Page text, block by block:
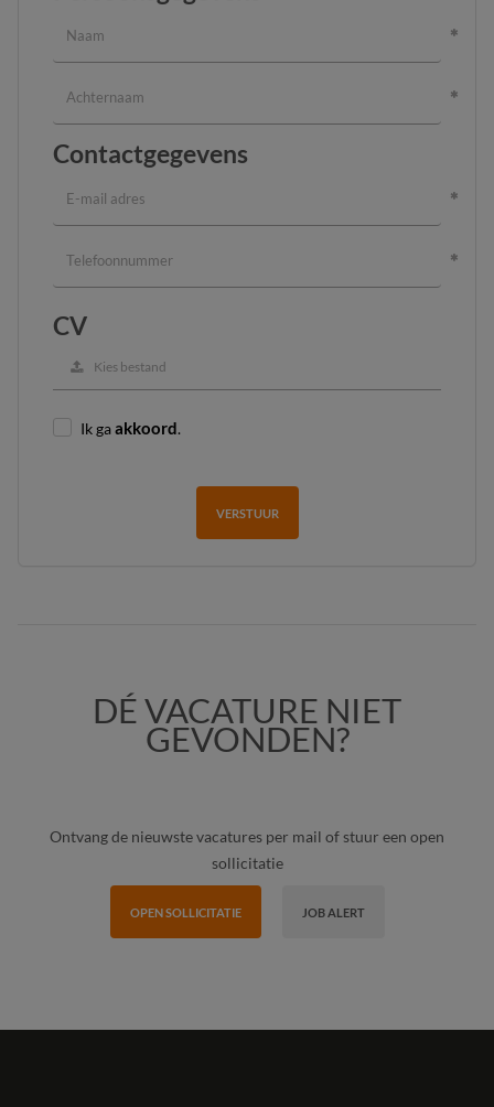
Contactgegevens
CV
Kies bestand
Ik gaakkoord.
VERSTUUR
DÉ VACATURE NIET
GEVONDEN?
Ontvang de nieuwste vacatures per mail of stuur een open
sollicitatie
OPEN SOLLICITATIE JOB ALERT